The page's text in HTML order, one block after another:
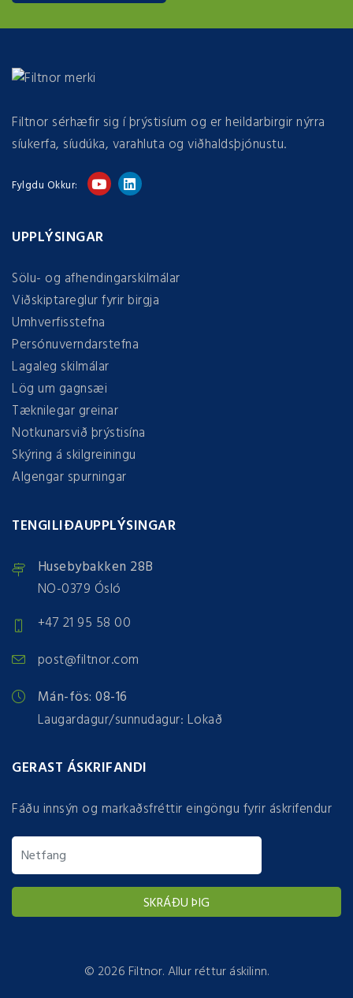
Filtnor sérhæfir sig í þrýstisíum og er heildarbirgir nýrra
síukerfa, síudúka, varahluta og viðhaldsþjónustu.
Fylgdu Okkur:
UPPLÝSINGAR
Sölu- og afhendingarskilmálar
Viðskiptareglur fyrir birgja
Umhverfisstefna
Persónuverndarstefna
Lagaleg skilmálar
Lög um gagnsæi
Tæknilegar greinar
Notkunarsvið þrýstisína
Skýring á skilgreiningu
Algengar spurningar
TENGILIÐAUPPLÝSINGAR
Husebybakken 28B
NO-0379 Ósló
+47 21 95 58 00
post@filtnor.com
Mán-fös: 08-16
Laugardagur/sunnudagur: Lokað
GERAST ÁSKRIFANDI
Fáðu innsýn og markaðsfréttir eingöngu fyrir áskrifendur
© 2026 Filtnor. Allur réttur áskilinn.